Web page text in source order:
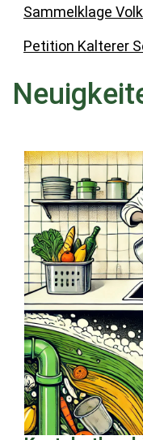
Sammelklage
Petition Kalterer